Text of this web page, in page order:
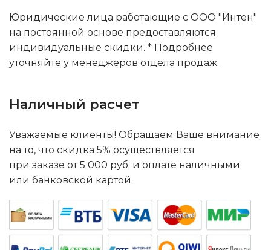
Юридические лица работающие с ООО "Интен"
на постоянной основе предоставляются
индивидуальные скидки. * Подробнее
уточняйте у менеджеров отдела продаж.
Наличный расчет
Уважаемые клиенты! Обращаем Ваше внимание
на то, что скидка 5% осуществляется
при заказе от 5 000 руб. и оплате наличными
или банковской картой.